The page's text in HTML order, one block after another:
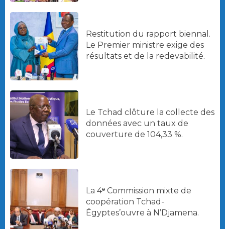
Restitution du rapport biennal.
Le Premier ministre exige des
résultats et de la redevabilité.
Le Tchad clôture la collecte des
données avec un taux de
couverture de 104,33 %.
La 4ᵉ Commission mixte de
coopération Tchad-
Égyptes’ouvre à N’Djamena.